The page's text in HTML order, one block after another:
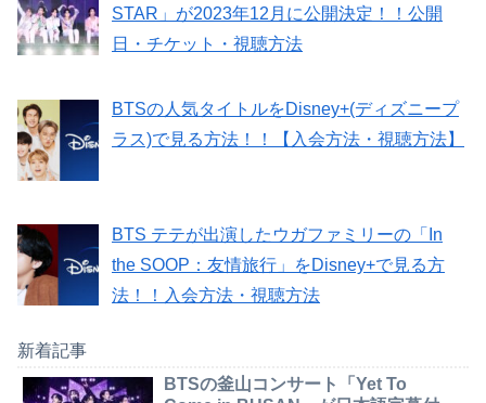
STAR」が2023年12月に公開決定！！公開
日・チケット・視聴方法
BTSの人気タイトルをDisney+(ディズニープ
ラス)で見る方法！！【入会方法・視聴方法】
BTS テテが出演したウガファミリーの「In
the SOOP：友情旅行」をDisney+で見る方
法！！入会方法・視聴方法
新着記事
BTSの釜山コンサート「Yet To